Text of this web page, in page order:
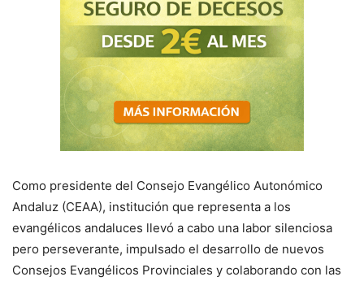
Como presidente del Consejo Evangélico Autonómico
Andaluz (CEAA), institución que representa a los
evangélicos andaluces llevó a cabo una labor silenciosa
pero perseverante, impulsado el desarrollo de nuevos
Consejos Evangélicos Provinciales y colaborando con las